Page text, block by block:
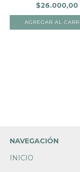
$26.000,00
NAVEGACIÓN
INICIO